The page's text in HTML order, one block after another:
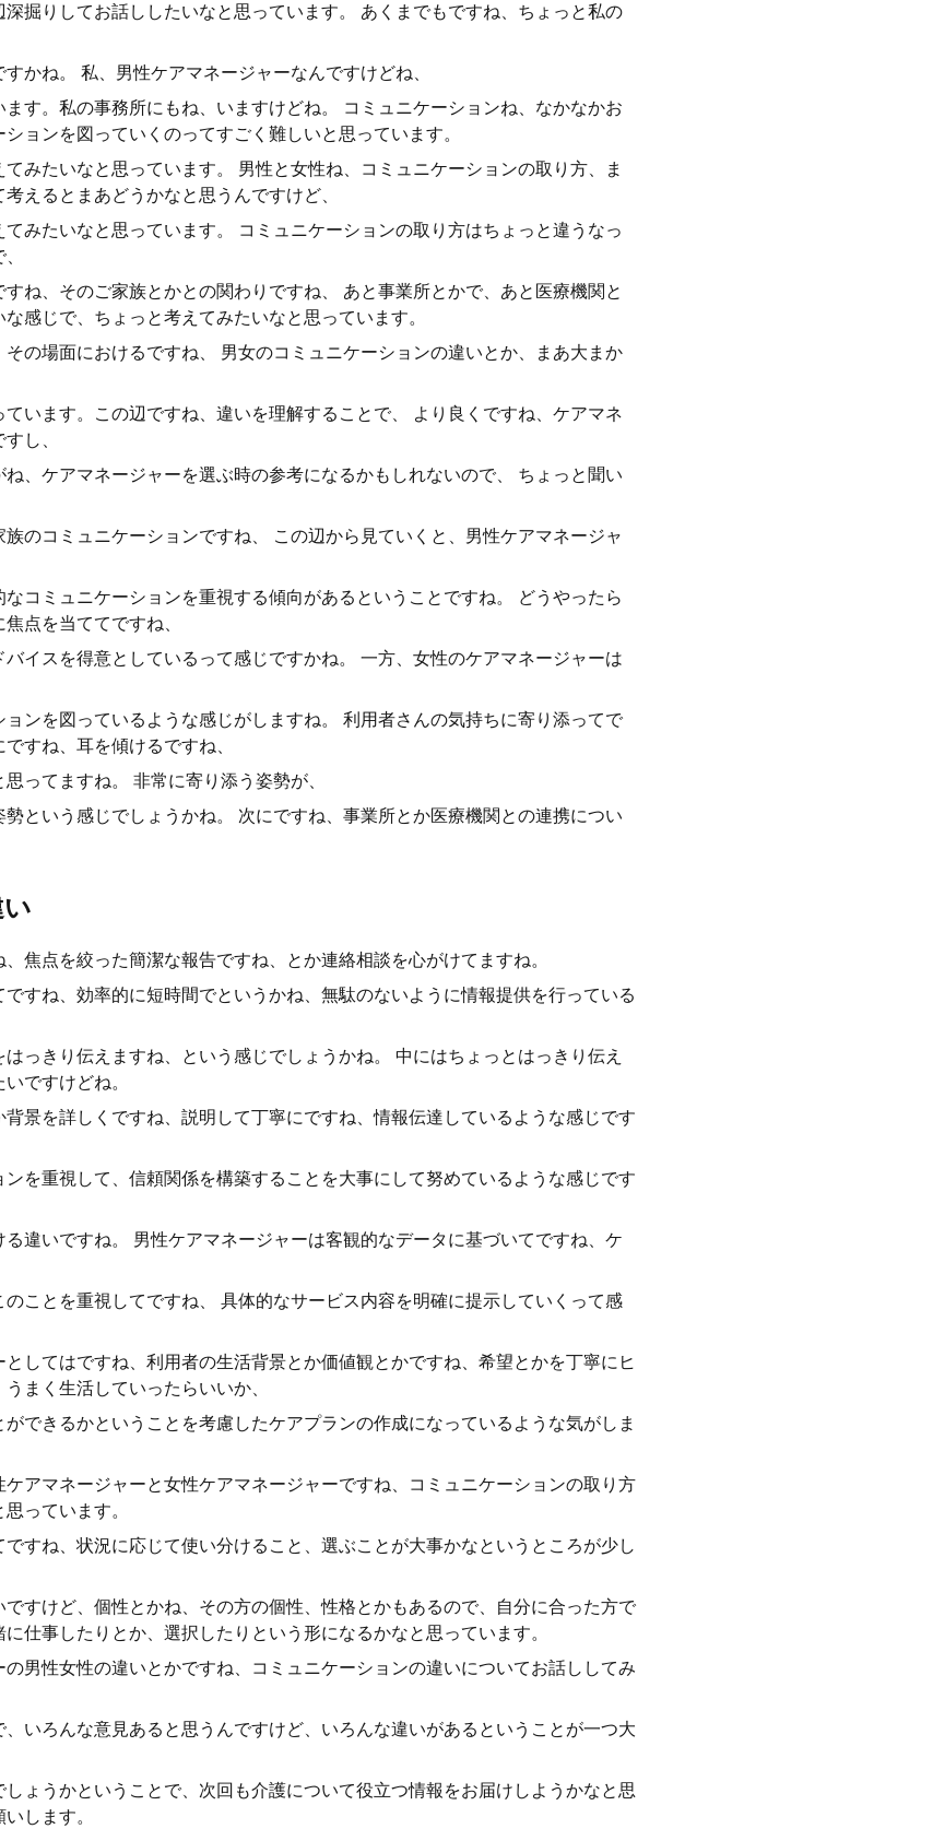
掘りしてお話ししたいなと思っています。 あくまでもですね、ちょっと私の
かね。 私、男性ケアマネージャーなんですけどね、
す。私の事務所にもね、いますけどね。 コミュニケーションね、なかなかお
ョンを図っていくのってすごく難しいと思っています。
みたいなと思っています。 男性と女性ね、コミュニケーションの取り方、ま
えるとまあどうかなと思うんですけど、
みたいなと思っています。 コミュニケーションの取り方はちょっと違うなっ
ね、そのご家族とかとの関わりですね、 あと事業所とかで、あと医療機関と
感じで、ちょっと考えてみたいなと思っています。
の場面におけるですね、 男女のコミュニケーションの違いとか、まあ大まか
います。この辺ですね、違いを理解することで、 より良くですね、ケアマネ
し、
、ケアマネージャーを選ぶ時の参考になるかもしれないので、 ちょっと聞い
のコミュニケーションですね、 この辺から見ていくと、男性ケアマネージャ
コミュニケーションを重視する傾向があるということですね。 どうやったら
点を当ててですね、
イスを得意としているって感じですかね。 一方、女性のケアマネージャーは
ンを図っているような感じがしますね。 利用者さんの気持ちに寄り添ってで
すね、耳を傾けるですね、
ってますね。 非常に寄り添う姿勢が、
という感じでしょうかね。 次にですね、事業所とか医療機関との連携につい
焦点を絞った簡潔な報告ですね、とか連絡相談を心がけてますね。
すね、効率的に短時間でというかね、無駄のないように情報提供を行っている
っきり伝えますね、という感じでしょうかね。 中にはちょっとはっきり伝え
ですけどね。
景を詳しくですね、説明して丁寧にですね、情報伝達しているような感じです
を重視して、信頼関係を構築することを大事にして努めているような感じです
違いですね。 男性ケアマネージャーは客観的なデータに基づいてですね、ケ
ことを重視してですね、 具体的なサービス内容を明確に提示していくって感
してはですね、利用者の生活背景とか価値観とかですね、希望とかを丁寧にヒ
まく生活していったらいいか、
できるかということを考慮したケアプランの作成になっているような気がしま
アマネージャーと女性ケアマネージャーですね、コミュニケーションの取り方
っています。
すね、状況に応じて使い分けること、選ぶことが大事かなというところが少し
すけど、個性とかね、その方の個性、性格とかもあるので、自分に合った方で
仕事したりとか、選択したりという形になるかなと思っています。
男性女性の違いとかですね、コミュニケーションの違いについてお話ししてみ
いろんな意見あると思うんですけど、いろんな違いがあるということが一つ大
ょうかということで、次回も介護について役立つ情報をお届けしようかなと思
します。